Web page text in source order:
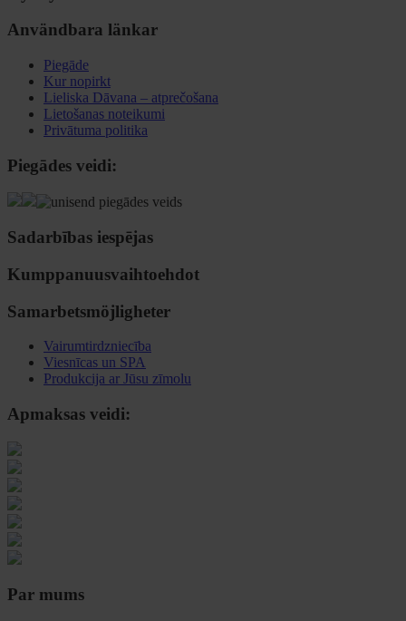
Användbara länkar
Piegāde
Kur nopirkt
Lieliska Dāvana – atprečošana
Lietošanas noteikumi
Privātuma politika
Piegādes veidi:
Sadarbības iespējas
Kumppanuusvaihtoehdot
Samarbetsmöjligheter
Vairumtirdzniecība
Viesnīcas un SPA
Produkcija ar Jūsu zīmolu
Apmaksas veidi:
Par mums